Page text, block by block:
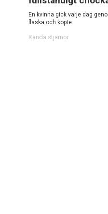
En kvinna gick varje dag
flaska och köpte
Kända stjärnor